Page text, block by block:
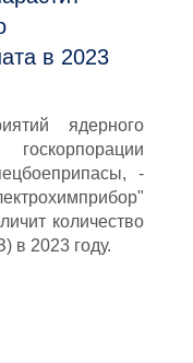
в 2023
ядерного
-
количество
в 2023 году.